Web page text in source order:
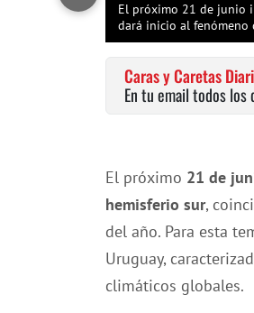
El próximo 21 de junio
dará inicio al fenómeno
Caras y Caretas
En tu email todos los
El próximo 21 de
hemisferio sur,
del año. Para esta
Uruguay,
climáticos globales.